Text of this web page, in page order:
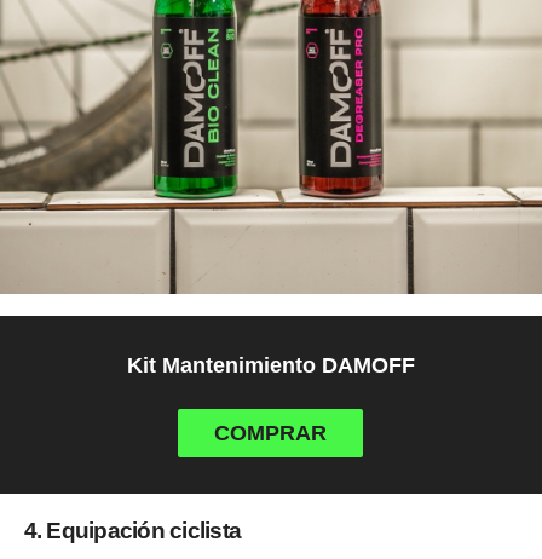
Kit Mantenimiento DAMOFF
COMPRAR
4. Equipación ciclista